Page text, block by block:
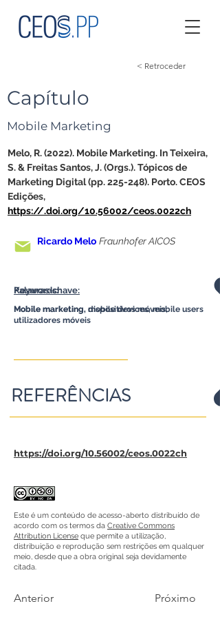
< Retroceder
Capítulo
Mobile Marketing
Melo, R. (2022). Mobile Marketing. In Teixeira,
S. & Freitas Santos, J. (Orgs.). Tópicos de
Marketing Digital (pp. 225-248). Porto. CEOS
Edições,
https://.doi.org/10.56002/ceos.0022ch
Ricardo Melo Fraunhofer AICOS
Palavras-chave:
Keywords:
Mobile marketing, dispositivos móveis,
utilizadores móveis
Mobile marketing, mobile devices, mobile users
REFERÊNCIAS
https://doi.org/10.56002/ceos.0022ch
Este é um conteúdo de acesso-aberto distribuído de
acordo com os termos da Creative Commons
Attribution License que permite a utilização,
distribuição e reprodução sem restrições em qualquer
meio, desde que a obra original seja devidamente
citada.
Anterior Próximo